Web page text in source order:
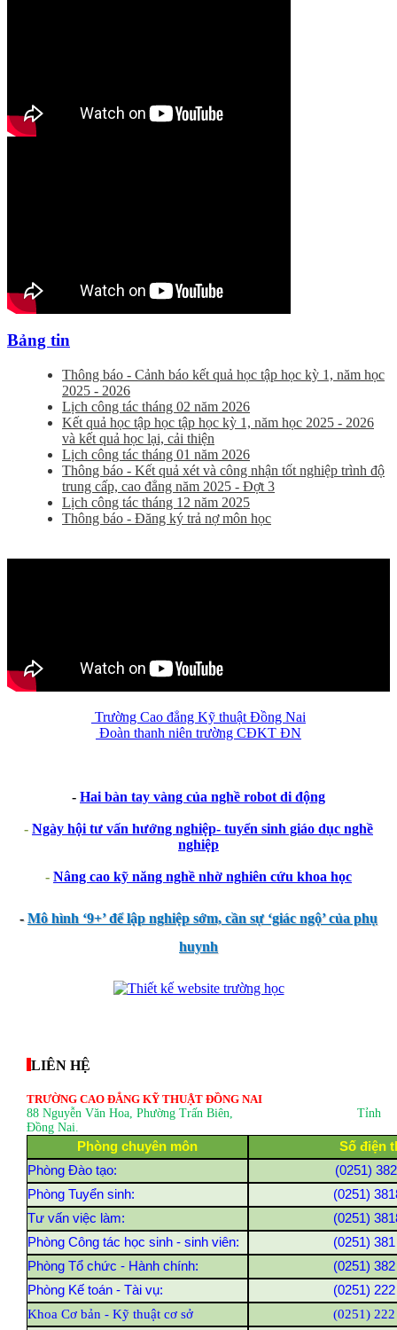
Bảng tin
Thông báo - Cảnh báo kết quả học tập học kỳ 1, năm học
2025 - 2026
Lịch công tác tháng 02 năm 2026
Kết quả học tập học tập học kỳ 1, năm học 2025 - 2026
và kết quả học lại, cải thiện
Lịch công tác tháng 01 năm 2026
Thông báo - Kết quả xét và công nhận tốt nghiệp trình độ
trung cấp, cao đẳng năm 2025 - Đợt 3
Lịch công tác tháng 12 năm 2025
Thông báo - Đăng ký trả nợ môn học
Trường Cao đẳng Kỹ thuật Đồng Nai
Đoàn thanh niên trường CĐKT ĐN
- Hai bàn tay vàng của nghề robot di động
- Ngày hội tư vấn hướng nghiệp- tuyển sinh giáo dục nghề
nghiệp
- Nâng cao kỹ năng nghề nhờ nghiên cứu khoa học
-Mô hình ‘9+’ để lập nghiệp sớm, cần sự ‘giác ngộ’ của phụ
huynh
LIÊN HỆ
TRƯỜNG CAO ĐẲNG KỸ THUẬT ĐỒNG NAI
88 Nguyễn Văn Hoa, Phường Trấn Biên, Tỉnh
Đồng Nai.
Phòng chuyên môn
Số điện
Phòng Đào tạo:
(0251)
Phòng Tuyển sinh:
(0251)
Tư vấn việc làm:
(0251)
Phòng Công tác học sinh - sinh viên:
(0251)
Phòng Tổ chức - Hành chính:
(0251)
Phòng Kế toán - Tài vụ:
(0251)
Khoa Cơ bản - Kỹ thuật cơ sở
(0251)